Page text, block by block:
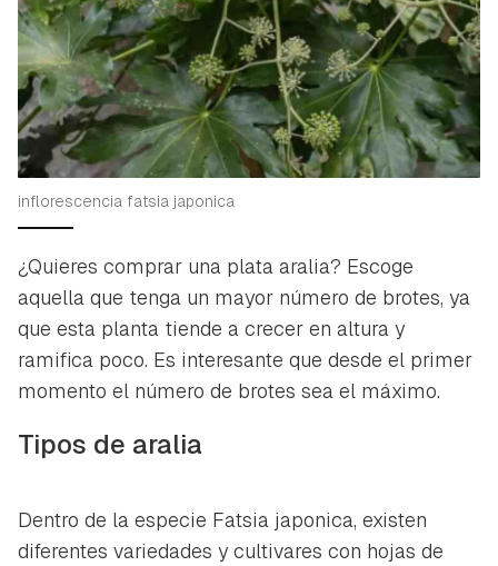
inflorescencia fatsia japonica
¿Quieres comprar una plata aralia? Escoge
aquella que tenga un mayor número de brotes, ya
que esta planta tiende a crecer en altura y
ramifica poco. Es interesante que desde el primer
momento el número de brotes sea el máximo.
Tipos de aralia
Dentro de la especie Fatsia japonica, existen
diferentes variedades y cultivares con hojas de